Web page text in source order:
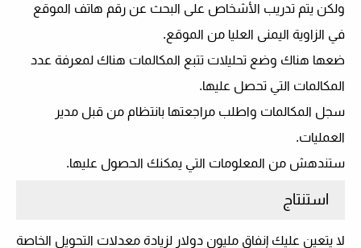
ولكن يتم تدريب الأشخاص على البحث عن رقم هاتف الموقع
في الزاوية اليمنى العليا من الموقع.
ضعها هناك وضع تحليلات تتبع المكالمات هناك لمعرفة عدد
المكالمات التي تحصل عليها.
سجل المكالمات واطلب مراجعتها بانتظام من قبل مدير
العمليات.
ستندهش من المعلومات التي يمكنك الحصول عليها.
استنتاج
لا يتعين عليك إنفاق مليون دولار لزيادة معدلات التحويل الخاصة